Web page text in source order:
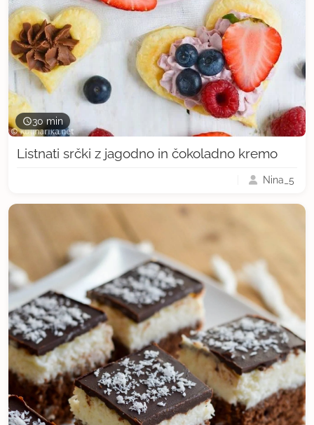
30 min
Listnati srčki z jagodno in čokoladno kremo
Nina_5